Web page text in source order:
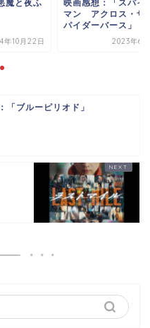
魔と夜ふ
年10月22日
映画感想：「スパイ
マン アクロス・ザ
パイダーバース」
2023年6
「ブルーピリオド」